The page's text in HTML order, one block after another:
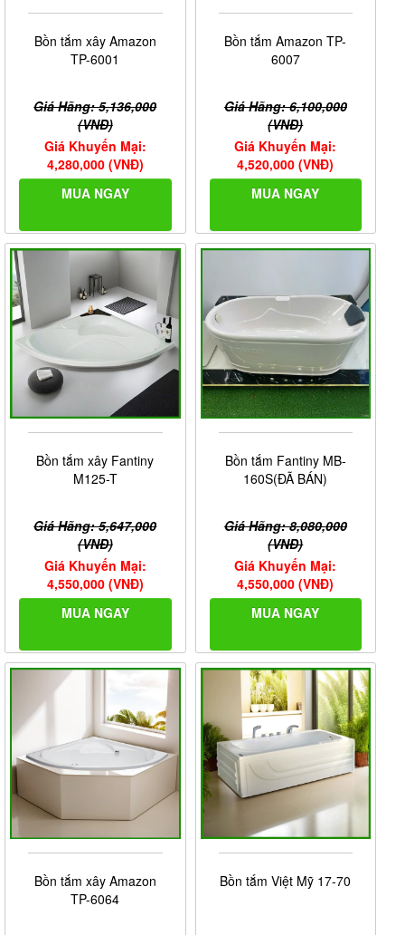
Bồn tắm xây Amazon
TP-6001
Giá Hãng: 5,136,000
(VNĐ)
Giá Khuyến Mại:
4,280,000 (VNĐ)
MUA NGAY
Bồn tắm Amazon TP-
6007
Giá Hãng: 6,100,000
(VNĐ)
Giá Khuyến Mại:
4,520,000 (VNĐ)
MUA NGAY
Bồn tắm xây Fantiny
M125-T
Giá Hãng: 5,647,000
(VNĐ)
Giá Khuyến Mại:
4,550,000 (VNĐ)
MUA NGAY
Bồn tắm Fantiny MB-
160S(ĐÃ BÁN)
Giá Hãng: 8,080,000
(VNĐ)
Giá Khuyến Mại:
4,550,000 (VNĐ)
MUA NGAY
Bồn tắm xây Amazon
TP-6064
Bồn tắm Việt Mỹ 17-70